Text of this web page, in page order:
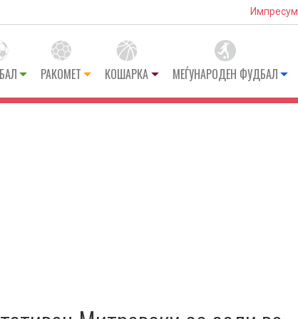
Импресум
РАКОМЕТ КОШАРКА МЕЃУНАРОДЕН ФУДБАЛ